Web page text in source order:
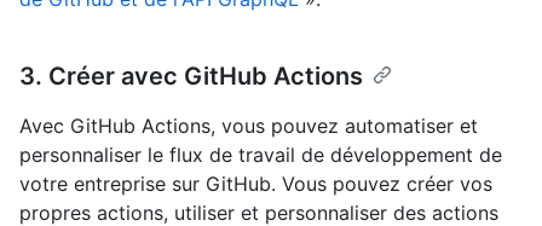
3. Créer avec GitHub Actions
Avec GitHub Actions, vous pouvez automatiser et
personnaliser le flux de travail de développement de
votre entreprise sur GitHub. Vous pouvez créer vos
propres actions, utiliser et personnaliser des actions